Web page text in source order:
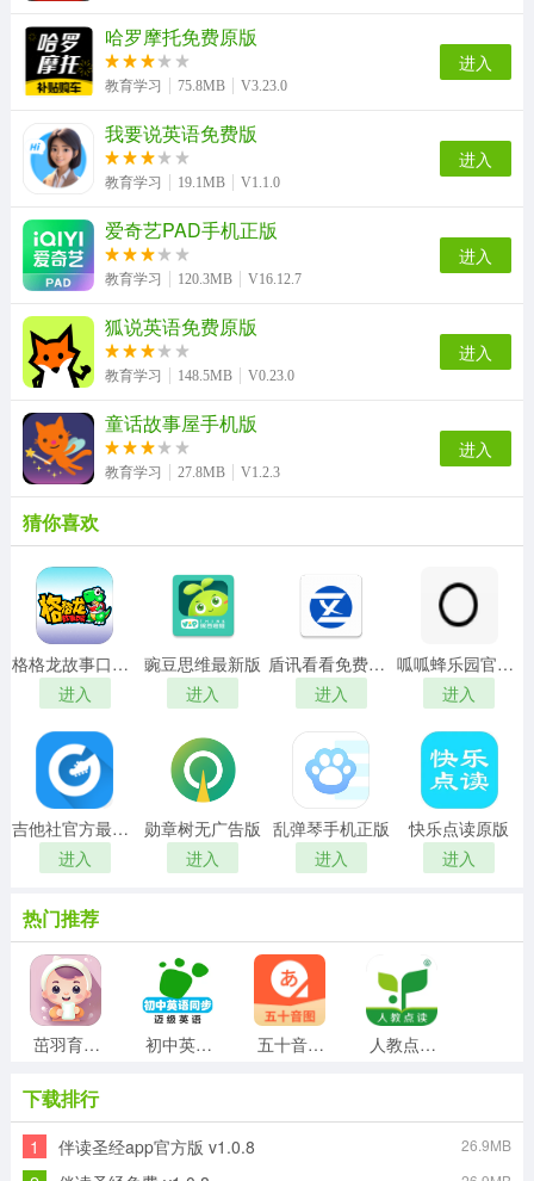
哈罗摩托免费原版
教育学习 75.8MB V3.23.0
进入
我要说英语免费版
教育学习 19.1MB V1.1.0
进入
爱奇艺PAD手机正版
教育学习 120.3MB V16.12.7
进入
狐说英语免费原版
教育学习 148.5MB V0.23.0
进入
童话故事屋手机版
教育学习 27.8MB V1.2.3
进入
猜你喜欢
格格龙故事口袋最新免费版
进入
豌豆思维最新版
进入
盾讯看看免费原版
进入
呱呱蜂乐园官方版
进入
吉他社官方最新版
进入
勋章树无广告版
进入
乱弹琴手机正版
进入
快乐点读原版
进入
热门推荐
茁羽育儿日记正版 初中英语单词同步学手机免费版 五十音图日语学习软件手机正版 人教点读正版
学而思网校手机版 自学引擎免费版
下载排行
1 伴读圣经app官方版 v1.0.8 26.9MB